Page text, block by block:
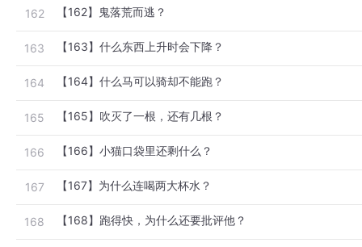
162 【162】鬼落荒而逃？
163 【163】什么东西上升时会下降？
164 【164】什么马可以骑却不能跑？
165 【165】吹灭了一根，还有几根？
166 【166】小猫口袋里还剩什么？
167 【167】为什么连喝两大杯水？
168 【168】跑得快，为什么还要批评他？